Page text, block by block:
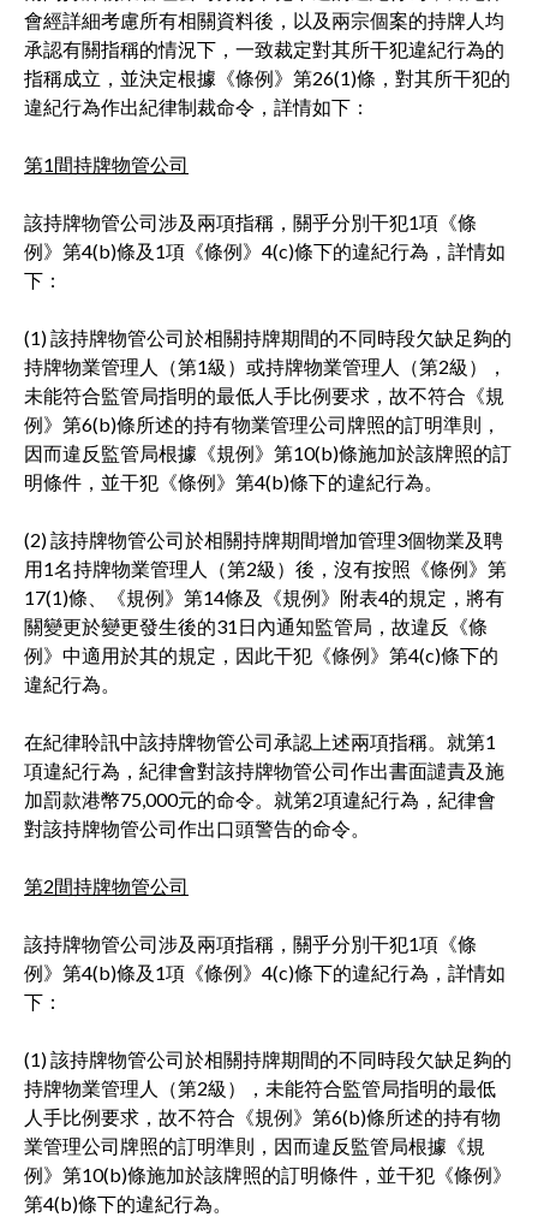
會經詳細考慮所有相關資料後，以及兩宗個案的持牌人均
承認有關指稱的情況下，一致裁定對其所干犯違紀行為的
指稱成立，並決定根據《條例》第26(1)條，對其所干犯的
違紀行為作出紀律制裁命令，詳情如下：
第1間持牌物管公司
該持牌物管公司涉及兩項指稱，關乎分別干犯1項《條
例》第4(b)條及1項《條例》4(c)條下的違紀行為，詳情如
下：
(1) 該持牌物管公司於相關持牌期間的不同時段欠缺足夠的
持牌物業管理人（第1級）或持牌物業管理人（第2級），
未能符合監管局指明的最低人手比例要求，故不符合《規
例》第6(b)條所述的持有物業管理公司牌照的訂明準則，
因而違反監管局根據《規例》第10(b)條施加於該牌照的訂
明條件，並干犯《條例》第4(b)條下的違紀行為。
(2) 該持牌物管公司於相關持牌期間增加管理3個物業及聘
用1名持牌物業管理人（第2級）後，沒有按照《條例》第
17(1)條、《規例》第14條及《規例》附表4的規定，將有
關變更於變更發生後的31日內通知監管局，故違反《條
例》中適用於其的規定，因此干犯《條例》第4(c)條下的
違紀行為。
在紀律聆訊中該持牌物管公司承認上述兩項指稱。就第1
項違紀行為，紀律會對該持牌物管公司作出書面譴責及施
加罰款港幣75,000元的命令。就第2項違紀行為，紀律會
對該持牌物管公司作出口頭警告的命令。
第2間持牌物管公司
該持牌物管公司涉及兩項指稱，關乎分別干犯1項《條
例》第4(b)條及1項《條例》4(c)條下的違紀行為，詳情如
下：
(1) 該持牌物管公司於相關持牌期間的不同時段欠缺足夠的
持牌物業管理人（第2級），未能符合監管局指明的最低
人手比例要求，故不符合《規例》第6(b)條所述的持有物
業管理公司牌照的訂明準則，因而違反監管局根據《規
例》第10(b)條施加於該牌照的訂明條件，並干犯《條例》
第4(b)條下的違紀行為。